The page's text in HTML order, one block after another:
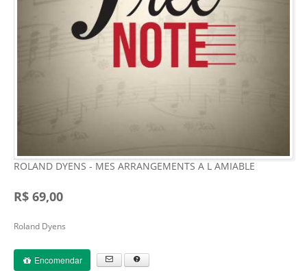
ROLAND DYENS - MES ARRANGEMENTS A L AMIABLE
R$ 69,00
Roland Dyens
Encomendar